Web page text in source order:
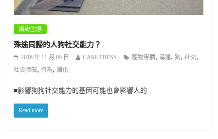
繽紛生態
殊途同歸的人狗社交能力？
2016 年 11 月 09 日 CASE PRESS 寵物專欄 ,溝通,狗,社交,
社交障礙,行為,馴化
■影響狗狗社交能力的基因可能也會影響人的
Read more